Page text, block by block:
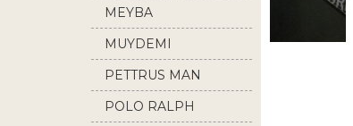
MEYBA
MUYDEMI
PETTRUS MAN
POLO RALPH